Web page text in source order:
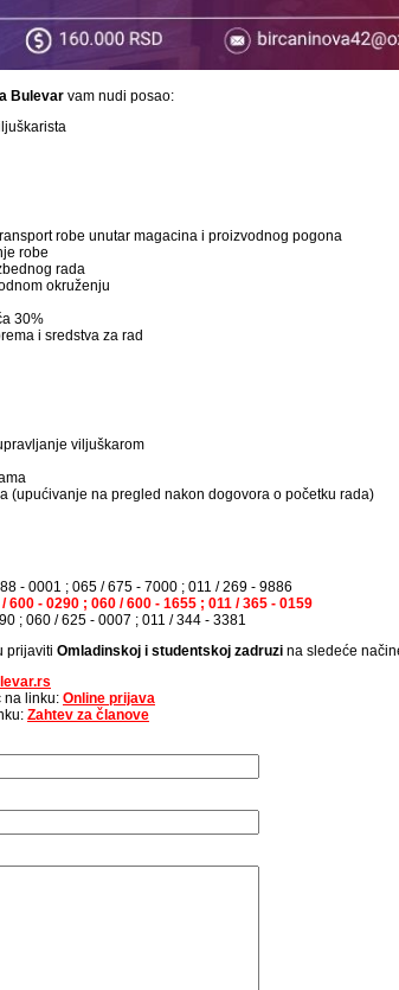
Bulevar vam nudi posao:
robe unutar magacina i proizvodnog pogona
robe
rada
okruženju
30%
i sredstva za rad
viljuškarom
(upućivanje na pregled nakon dogovora o početku rada)
- 0001 ; 065 / 675 - 7000 ; 011 / 269 - 9886
- 0290 ; 060 / 600 - 1655 ; 011 / 365 - 0159
; 060 / 625 - 0007 ; 011 / 344 - 3381
prijaviti Omladinskoj i studentskoj zadruzi na sledeće
na linku: Online prijava
Zahtev za članove